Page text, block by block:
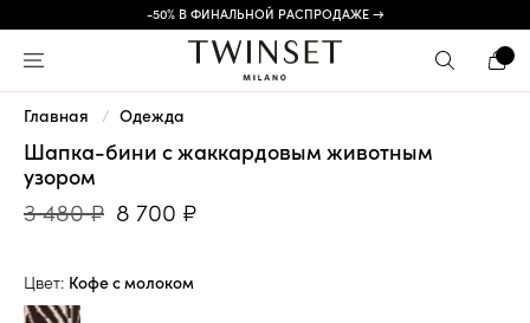
-50% В ФИНАЛЬНОЙ РАСПРОДАЖЕ →
Главная Одежда
Шапка-бини с жаккардовым животным
узором
3 480 ₽ 8 700 ₽
Цвет: Кофе с молоком